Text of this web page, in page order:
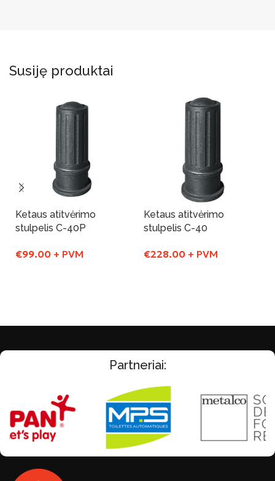
Susiję produktai
Ketaus atitvėrimo
stulpelis C-40P
€99.00 + PVM
Ketaus atitvėrimo
stulpelis C-40
€228.00 + PVM
Partneriai: